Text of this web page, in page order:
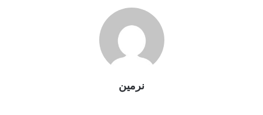
نرمين